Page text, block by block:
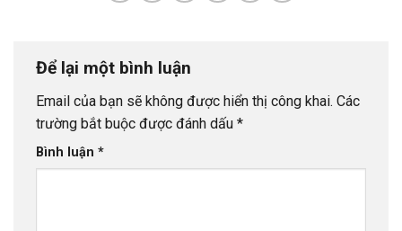
Để lại một bình luận
Email của bạn sẽ không được hiển thị công khai. Các
trường bắt buộc được đánh dấu *
Bình luận *